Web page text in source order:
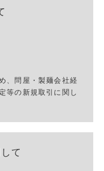
、問屋・製麺会社経
等の新規取引に関し
て